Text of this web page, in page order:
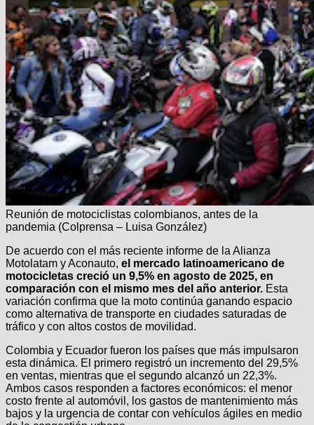
Reunión de motociclistas colombianos, antes de la
pandemia (Colprensa – Luisa González)
De acuerdo con el más reciente informe de la Alianza
Motolatam y Aconauto, el mercado latinoamericano de
motocicletas creció un 9,5% en agosto de 2025, en
comparación con el mismo mes del año anterior. Esta
variación confirma que la moto continúa ganando espacio
como alternativa de transporte en ciudades saturadas de
tráfico y con altos costos de movilidad.
Colombia y Ecuador fueron los países que más impulsaron
esta dinámica. El primero registró un incremento del 29,5%
en ventas, mientras que el segundo alcanzó un 22,3%.
Ambos casos responden a factores económicos: el menor
costo frente al automóvil, los gastos de mantenimiento más
bajos y la urgencia de contar con vehículos ágiles en medio